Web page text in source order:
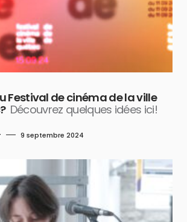
Festival de cinéma de la ville
Découvrez quelques idées ici!
9 septembre 2024